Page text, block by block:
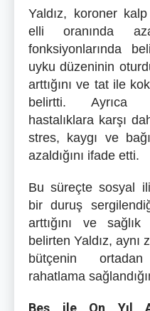
Yaldız, koroner
elli oranında
fonksiyonlarında
uyku düzeninin
arttığını ve tat ile
belirtti. Ayrıca
hastalıklara karşı
stres, kaygı ve
azaldığını ifade etti.
Bu süreçte sosyal
bir duruş
arttığını ve sağlık
belirten Yaldız, aynı
bütçenin
rahatlama
Beş ile On Yıl